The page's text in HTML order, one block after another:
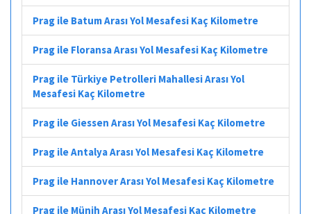
Prag ile Batum Arası Yol Mesafesi Kaç Kilometre
Prag ile Floransa Arası Yol Mesafesi Kaç Kilometre
Prag ile Türkiye Petrolleri Mahallesi Arası Yol
Mesafesi Kaç Kilometre
Prag ile Giessen Arası Yol Mesafesi Kaç Kilometre
Prag ile Antalya Arası Yol Mesafesi Kaç Kilometre
Prag ile Hannover Arası Yol Mesafesi Kaç Kilometre
Prag ile Münih Arası Yol Mesafesi Kaç Kilometre